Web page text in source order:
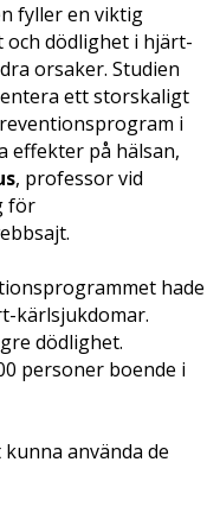
fyller en viktig
dödlighet i hjärt-
orsaker. Studien
ett storskaligt
i
effekter på hälsan,
, professor vid
för
hade
kärlsjukdomar.
dödlighet.
personer boende i
använda de